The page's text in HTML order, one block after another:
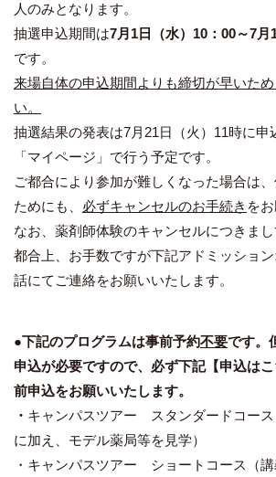
人のみとなります。
抽選申込期間は7月 1 日（水） 10 ： 00～7月
です。
来場自体の申込期間よりも締切が早いた
い。
抽選結果の発表は7月21日（火）11時に申
「マイページ」で行う予定です。
ご都合により参加が難しくなった場合は
ためにも、 必ずキャンセルのお手続き を
なお、薬剤師体験のキャンセルにつきま
都合上、お手数ですが下記アドミッショ
話にてご連絡をお願いいたします。
●下記のプログラムは事前予約不要です。
申込が必要ですので、必ず下記【申込は
前申込をお願いいたします。
・ キャンパスツアー スタンダードコース
に加え、モデル薬局等を見学）
・キャンパスツアー ショートコース（